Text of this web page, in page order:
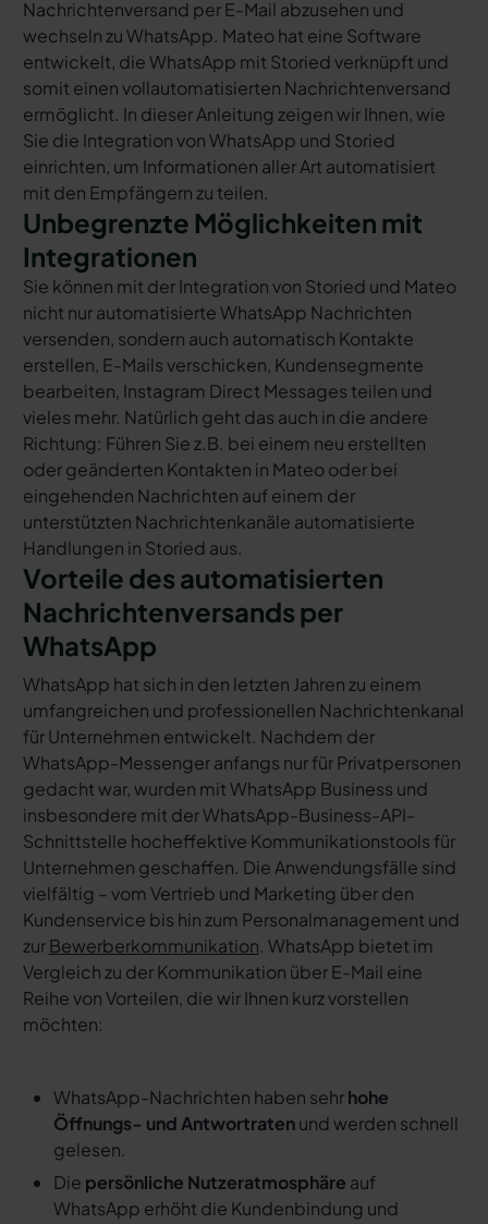
Nachrichtenversand per E-Mail abzusehen und
wechseln zu WhatsApp. Mateo hat eine Software
entwickelt, die WhatsApp mit Storied verknüpft und
somit einen vollautomatisierten Nachrichtenversand
ermöglicht. In dieser Anleitung zeigen wir Ihnen, wie
Sie die Integration von WhatsApp und Storied
einrichten, um Informationen aller Art automatisiert
mit den Empfängern zu teilen.
Unbegrenzte Möglichkeiten mit
Integrationen
Sie können mit der Integration von Storied und Mateo
nicht nur automatisierte WhatsApp Nachrichten
versenden, sondern auch automatisch Kontakte
erstellen, E-Mails verschicken, Kundensegmente
bearbeiten, Instagram Direct Messages teilen und
vieles mehr. Natürlich geht das auch in die andere
Richtung: Führen Sie z.B. bei einem neu erstellten
oder geänderten Kontakten in Mateo oder bei
eingehenden Nachrichten auf einem der
unterstützten Nachrichtenkanäle automatisierte
Handlungen in Storied aus.
Vorteile des automatisierten
Nachrichtenversands per
WhatsApp
WhatsApp hat sich in den letzten Jahren zu einem
umfangreichen und professionellen Nachrichtenkanal
für Unternehmen entwickelt. Nachdem der
WhatsApp-Messenger anfangs nur für Privatpersonen
gedacht war, wurden mit WhatsApp Business und
insbesondere mit der WhatsApp-Business-API-
Schnittstelle hocheffektive Kommunikationstools für
Unternehmen geschaffen. Die Anwendungsfälle sind
vielfältig – vom Vertrieb und Marketing über den
Kundenservice bis hin zum Personalmanagement und
zurBewerberkommunikation. WhatsApp bietet im
Vergleich zu der Kommunikation über E-Mail eine
Reihe von Vorteilen, die wir Ihnen kurz vorstellen
möchten:
WhatsApp-Nachrichten haben sehrhohe
Öffnungs- und Antwortratenund werden schnell
gelesen.
Die persönliche Nutzeratmosphäre auf
WhatsApp erhöht die Kundenbindung und